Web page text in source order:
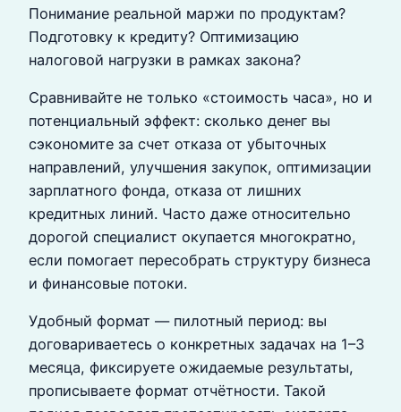
Понимание реальной маржи по продуктам?
Подготовку к кредиту? Оптимизацию
налоговой нагрузки в рамках закона?
Сравнивайте не только «стоимость часа», но и
потенциальный эффект: сколько денег вы
сэкономите за счет отказа от убыточных
направлений, улучшения закупок, оптимизации
зарплатного фонда, отказа от лишних
кредитных линий. Часто даже относительно
дорогой специалист окупается многократно,
если помогает пересобрать структуру бизнеса
и финансовые потоки.
Удобный формат — пилотный период: вы
договариваетесь о конкретных задачах на 1–3
месяца, фиксируете ожидаемые результаты,
прописываете формат отчётности. Такой